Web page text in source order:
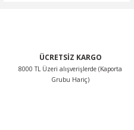
ÜCRETSİZ KARGO
8000 TL Üzeri alışverişlerde (Kaporta
Grubu Hariç)